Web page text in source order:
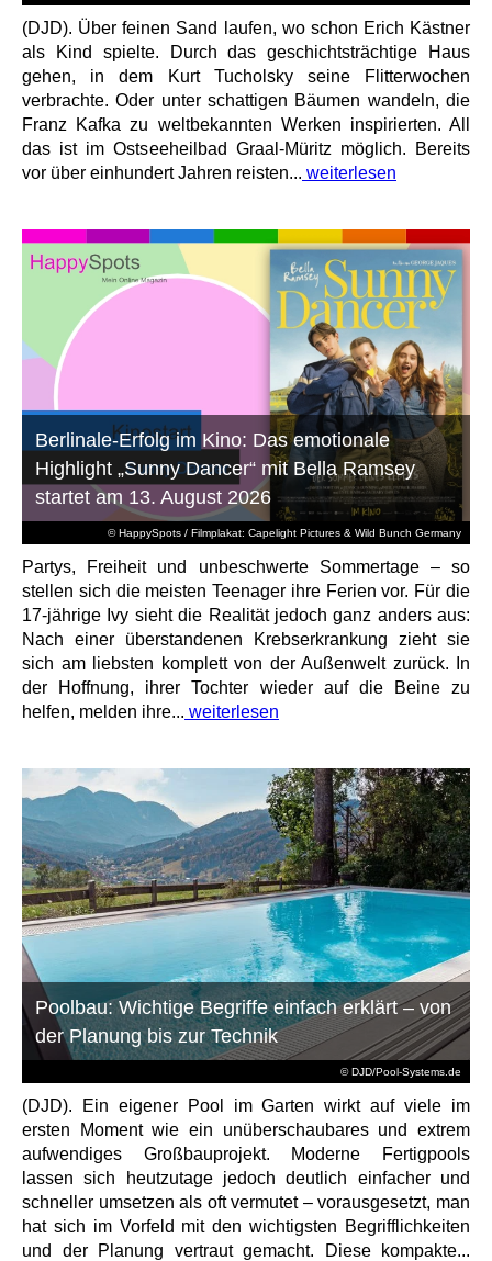
(DJD). Über feinen Sand laufen, wo schon Erich Kästner
als Kind spielte. Durch das geschichtsträchtige Haus
gehen, in dem Kurt Tucholsky seine Flitterwochen
verbrachte. Oder unter schattigen Bäumen wandeln, die
Franz Kafka zu weltbekannten Werken inspirierten. All
das ist im Ostseeheilbad Graal-Müritz möglich. Bereits
vor über einhundert Jahren reisten... weiterlesen
© HappySpots / Filmplakat: Capelight Pictures & Wild Bunch Germany
Berlinale-Erfolg im Kino: Das emotionale
Highlight „Sunny Dancer“ mit Bella Ramsey
startet am 13. August 2026
Partys, Freiheit und unbeschwerte Sommertage – so
stellen sich die meisten Teenager ihre Ferien vor. Für die
17-jährige Ivy sieht die Realität jedoch ganz anders aus:
Nach einer überstandenen Krebserkrankung zieht sie
sich am liebsten komplett von der Außenwelt zurück. In
der Hoffnung, ihrer Tochter wieder auf die Beine zu
helfen, melden ihre... weiterlesen
© DJD/Pool-Systems.de
Poolbau: Wichtige Begriffe einfach erklärt – von
der Planung bis zur Technik
(DJD). Ein eigener Pool im Garten wirkt auf viele im
ersten Moment wie ein unüberschaubares und extrem
aufwendiges Großbauprojekt. Moderne Fertigpools
lassen sich heutzutage jedoch deutlich einfacher und
schneller umsetzen als oft vermutet – vorausgesetzt, man
hat sich im Vorfeld mit den wichtigsten Begrifflichkeiten
und der Planung vertraut gemacht. Diese kompakte...